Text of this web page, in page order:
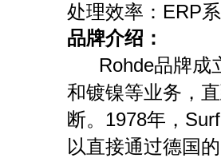
处理效率： ERP
品牌介绍：
Rohde品牌成
和镀镍等业务，
断。 1978年，
以直接通过德国